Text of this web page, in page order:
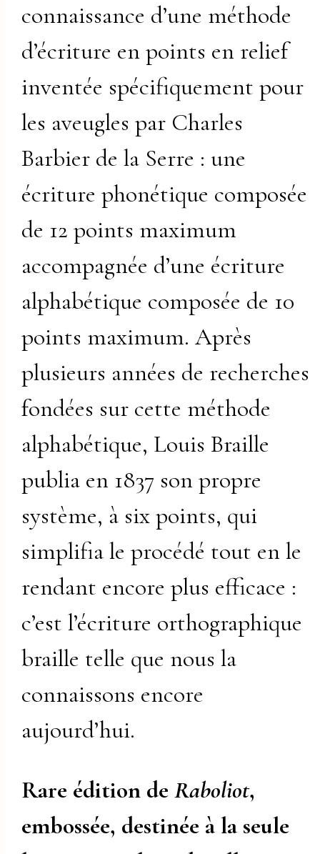
connaissance d’une méthode
d’écriture en points en relief
inventée spécifiquement pour
les aveugles par Charles
Barbier de la Serre : une
écriture phonétique composée
de 12 points maximum
accompagnée d’une écriture
alphabétique composée de 10
points maximum. Après
plusieurs années de recherches
fondées sur cette méthode
alphabétique, Louis Braille
publia en 1837 son propre
système, à six points, qui
simplifia le procédé tout en le
rendant encore plus efficace :
c’est l’écriture orthographique
braille telle que nous la
connaissons encore
aujourd’hui.
Rare édition deRaboliot,
embossée, destinée à la seule